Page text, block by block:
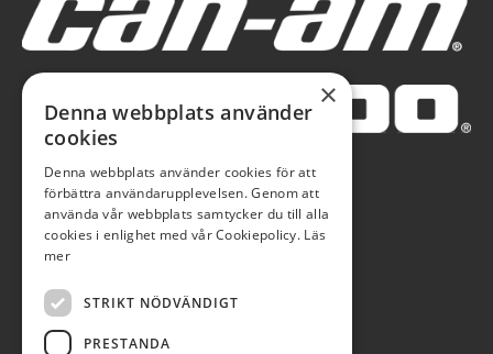
×
Denna webbplats använder
cookies
Denna webbplats använder cookies för att
förbättra användarupplevelsen. Genom att
använda vår webbplats samtycker du till alla
cookies i enlighet med vår Cookiepolicy. Läs
mer
STRIKT NÖDVÄNDIGT
PRESTANDA